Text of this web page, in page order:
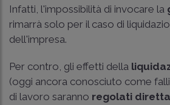
Infatti, l'impossibilità di invocare la
rimarrà solo per il caso di
dell'impresa.
Per contro, gli effetti della
(oggi ancora conosciuto come
di lavoro saranno regolati